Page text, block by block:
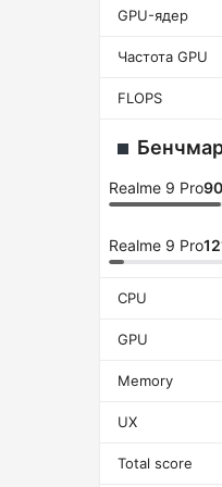
GPU-ядер
Частота GPU
FLOPS
Realme 9 Pro
Realme 9 Pro
CPU
GPU
Memory
UX
Total score